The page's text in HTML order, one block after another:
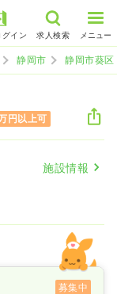
イン 求人検索 メニュー
静岡市 静岡市葵区
円以上可
施設情報
募集中